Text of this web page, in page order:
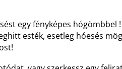
egy fényképes hógömbbel
esték, esetleg hóesés